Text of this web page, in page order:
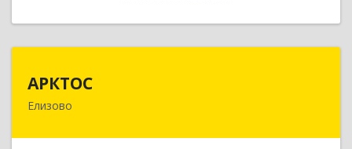
АРКТОС
Елизово684036, Камчатский край, Елизовский р-н,